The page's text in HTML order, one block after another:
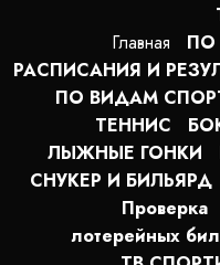
Главная
ПО
РАСПИСАНИЯ И
ПО ВИДАМ
ТЕННИС
ЛЫЖНЫЕ ГОНКИ
СНУКЕР И БИЛЬЯРД
Проверка
лотерейных